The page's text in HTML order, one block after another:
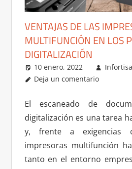
VENTAJAS DE LAS
MULTIFUNCIÓN EN LOS
DIGITALIZACIÓN
10 enero, 2022 Infortisa
Deja un comentario
El escaneado de
digitalización es una tarea
y, frente a exigencias
impresoras multifunción
tanto en el entorno